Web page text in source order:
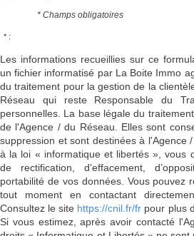
* Champs obligatoires
* :
Les informations recueillies sur ce
un fichier informatisé par La Boite Immo
du traitement pour la gestion de la
Réseau qui reste Responsable du
personnelles. La base légale du
de l'Agence / du Réseau. Elles sont
suppression et sont destinées à l'Agence
à la loi « informatique et libertés », vous
de rectification, d’effacement,
portabilité de vos données. Vous pouvez
tout moment en contactant
Consultez le site https://cnil.fr/fr pour plus
Si vous estimez, après avoir contacté